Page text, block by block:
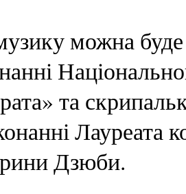
можна буде
та
Лауреата
Дзюби.